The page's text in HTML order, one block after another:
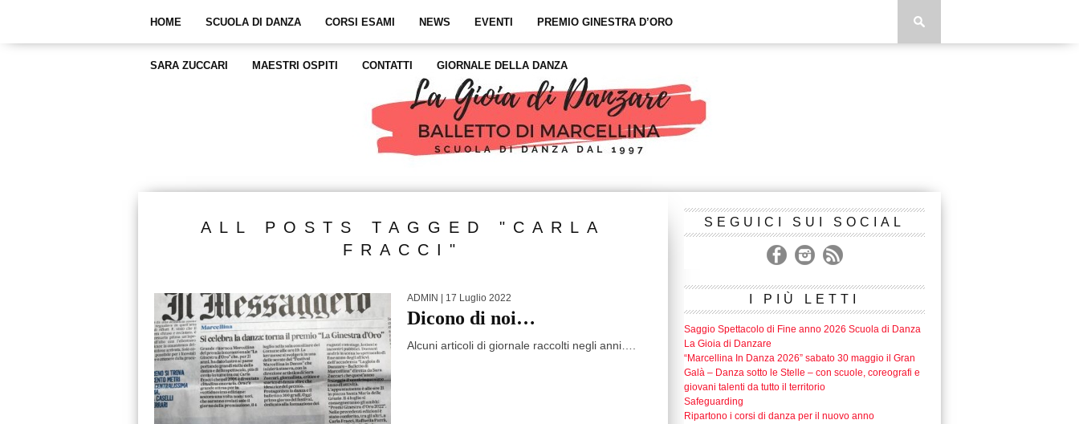
HOME SCUOLA DI DANZA CORSI ESAMI NEWS EVENTI PREMIO GINESTRA D’ORO
SARA ZUCCARI MAESTRI OSPITI CONTATTI GIORNALE DELLA DANZA
ALL POSTS TAGGED "CARLA
FRACCI"
ADMIN | 17 Luglio 2022
Dicono di noi…
Alcuni articoli di giornale raccolti negli anni….
SEGUICI SUI SOCIAL
I PIÙ LETTI
Saggio Spettacolo di Fine anno 2026 Scuola di Danza
La Gioia di Danzare
“Marcellina In Danza 2026” sabato 30 maggio il Gran
Galà – Danza sotto le Stelle – con scuole, coreografi e
giovani talenti da tutto il territorio
Safeguarding
Ripartono i corsi di danza per il nuovo anno